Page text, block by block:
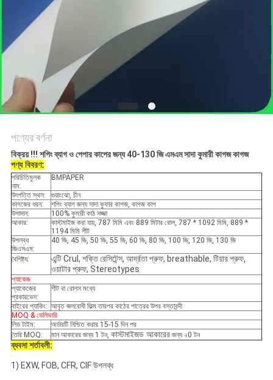
পণ্যের বর্ণনা
বিক্রয় !!! শপিং ব্যাগ ও পেপার কাপের জন্য 40-130 জি এমএম সাদা কুমারী কাগজ কাগজ
পণ্য বিবরণ:
পরিচিতিমুলক
নাম:
BMPAPER
উৎপত্তি স্থল:
গুয়াংঝো, চীন
কাগজের ধরন:
শপিং ব্যাগ জন্য সাদা কুফার কাগজ, কাগজ কাপ
উপাদান:
100% কুমারী কাঠ সজ্জা
আকার:
কাস্টমাইজ করা যায়, 787 মিমি এবং 889 মিটার রোল, 787 * 1092 মিমি, 889 *
1194 মিমি শীট
উপলব্ধ
জিএসএম:
40 জি, 45 জি, 50 জি, 55 জি, 60 জি, 80 জি, 100 জি, 120 জি, 130 জি
বৈশিষ্ট্য:
এন্টি Crul, শক্তি রেসিটেন্স, আর্দ্রতা প্রুফ, breathable, টিয়ার প্রুফ,
ওয়াটার প্রুফ, Stereotypes
প্যাকেজ
প্যাকেজের
প্রকারভেদ:
শীট বা রোলস মধ্যে
বাইরের প্যাকিং: আবৃত জলরোধী ফিল্ম তারপর কাঠের পাত্রের উপর বস্তাবন্দী
MOQ & ডেলিভারি
লিড টাইম:
অর্ডারটি নিশ্চিত করার 15-15 দিন পর
তৈরি MOQ:
মান আকারের জন্য 1 টন, কাস্টমাইজড আকারেরজন্য ২0 টন
ব্যবসা শর্তাবলী:
1) EXW, FOB, CFR, CIF উপলব্ধ